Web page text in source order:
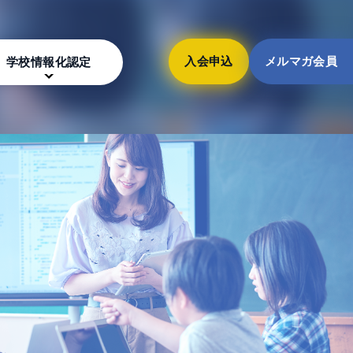
学校情報化認定 入会申込 メルマガ会員